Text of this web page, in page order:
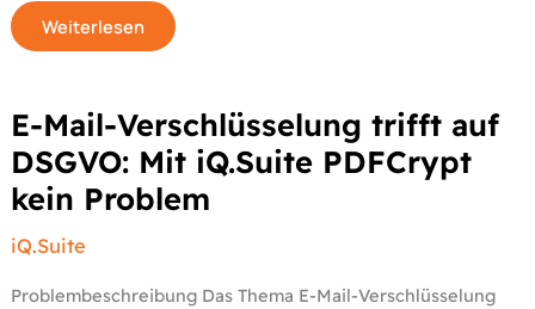
Weiterlesen
E-Mail-Verschlüsselung trifft auf
DSGVO: Mit iQ.Suite PDFCrypt
kein Problem
iQ.Suite
Problembeschreibung Das Thema E-Mail-Verschlüsselung
E-
Mail-
Verschlüsselung
trifft
auf
DSGVO:
Mit
PDFCrypt